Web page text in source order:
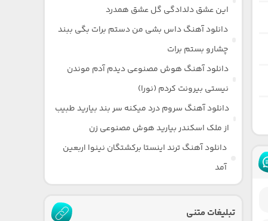
این عشق دلدادگی گل عشق همدرد
دانلود آهنگ داس بشی من دستم برات بگی ببند
چشارو بستم برات
دانلود آهنگ هوش مصنوعی دیدم آدم موندن
نیستی بیرونت کردم (نورا)
دانلود آهنگ سروم درد میکنه سر بند بیارید طبیب
از ملک اسکندر بیارید هوش مصنوعی زن
دانلود آهنگ ترند اینستا برکشتگان نینوا اربعین
آمد
تبلیغات متنی